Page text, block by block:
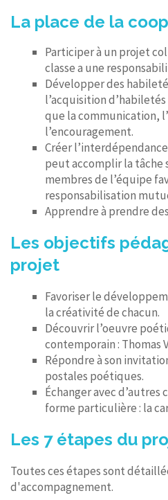
La place de la
Participer à un projet
classe a une
Développer des
l’acquisition
que la communication,
l’encouragement.
Créer
peut accomplir la tâche
membres de l’équipe
responsabilisation
Apprendre à prendre
Les objectifs
projet
Favoriser le
la créativité de chacun.
Découvrir l’oeuvre
contemporain : Thomas
Répondre à son
postales poétiques.
Échanger avec d’autres
forme particulière : la
Les 7 étapes du
Toutes ces étapes sont
d'accompagnement.